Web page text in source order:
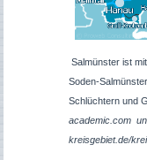
Salmünster ist
Soden-
Schlüchtern und
academic.com
kreisgebiet.de/